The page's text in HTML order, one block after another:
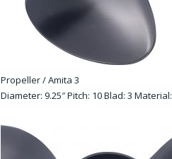
Propeller / Amita 3
Diameter: 9.25″ Pitch: 10 Blad: 3 Material: